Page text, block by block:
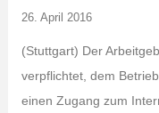
26. April 2016
(Stuttgart) Der
verpflichtet, dem
einen Zugang zum